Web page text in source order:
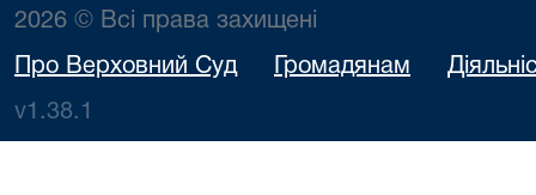
2026 © Всі права захищені
Про Верховний Суд Громадянам
v1.38.1